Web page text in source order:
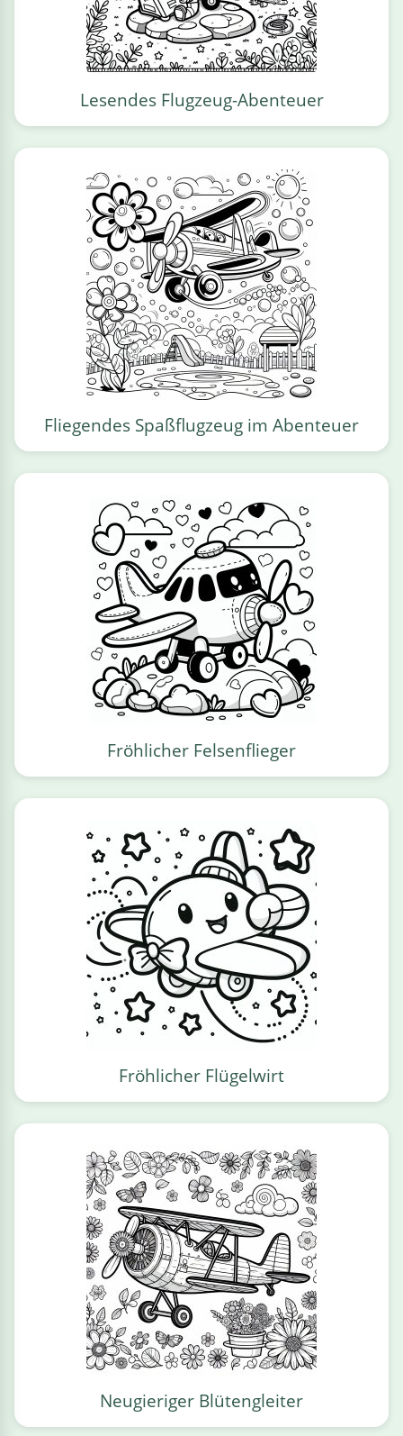
Lesendes Flugzeug-Abenteuer
Fliegendes Spaßflugzeug im Abenteuer
Fröhlicher Felsenflieger
Fröhlicher Flügelwirt
Neugieriger Blütengleiter